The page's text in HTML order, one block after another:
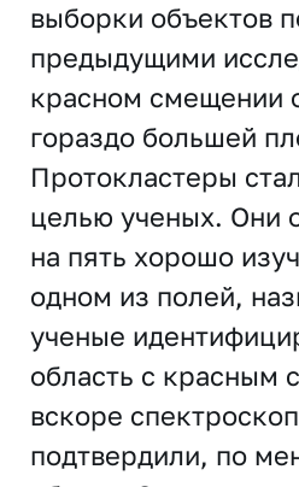
выборки объектов
предыдущими
красном смещении
гораздо большей
Протокластеры
целью ученых. Они
на пять хорошо
одном из полей,
ученые
область с красным
вскоре
подтвердили, по